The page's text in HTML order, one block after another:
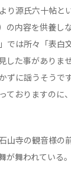
り源氏六十帖と
の内容を供養し
では所々「表白
した事がありま
ずに謡うそうで
ておりますのに
山寺の観音様の
が舞われている